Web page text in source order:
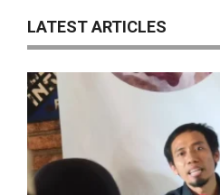
LATEST ARTICLES